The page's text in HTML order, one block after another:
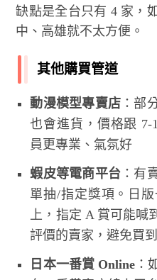
缺點是全台只有 4 家，
中、高雄就不太方便。
其他購買管道
動漫模型專賣店 ：部
也會進貨，價格跟 7-
員更專業、氣氛好
蝦皮等電商平台 ：有
單抽/指定獎項。日
上，指定 A 賞可能喊
評價的賣家，避免買
日本一番賞 Online ：